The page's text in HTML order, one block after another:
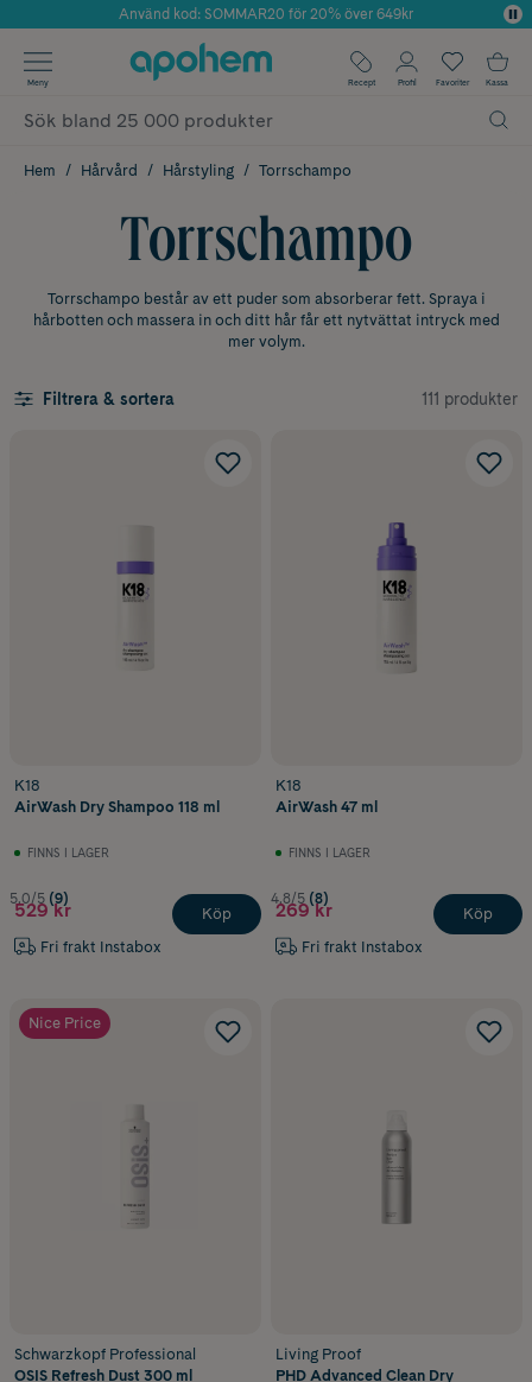
Årets Butik 2025 inom Skönhet
Använd kod: SOMMAR20 för 20% över 649kr
✓ Fri frakt
✓ Poäng på alla köp*
Meny Recept Profil Favoriter Kassa
Hem Hårvård Hårstyling Torrschampo
Torrschampo
Torrschampo består av ett puder som absorberar fett. Spraya i
hårbotten och massera in och ditt hår får ett nytvättat intryck med
mer volym.
Filtrera & sortera 111 produkter
K18
AirWash Dry Shampoo 118 ml
FINNS I LAGER
5.0/5 (9)
529 kr
Fri frakt Instabox
Köp
K18
AirWash 47 ml
FINNS I LAGER
4.8/5 (8)
269 kr
Fri frakt Instabox
Köp
Nice Price
Schwarzkopf Professional
OSIS Refresh Dust 300 ml
Living Proof
PHD Advanced Clean Dry